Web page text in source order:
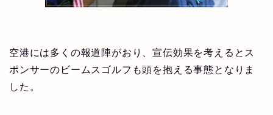
空港には多くの報道陣がおり、宣伝効果を考えるとス
ポンサーのビームスゴルフも頭を抱える事態となりま
した。